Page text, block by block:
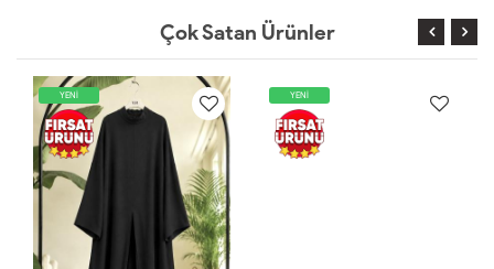
Çok Satan Ürünler
YENİ YENİ